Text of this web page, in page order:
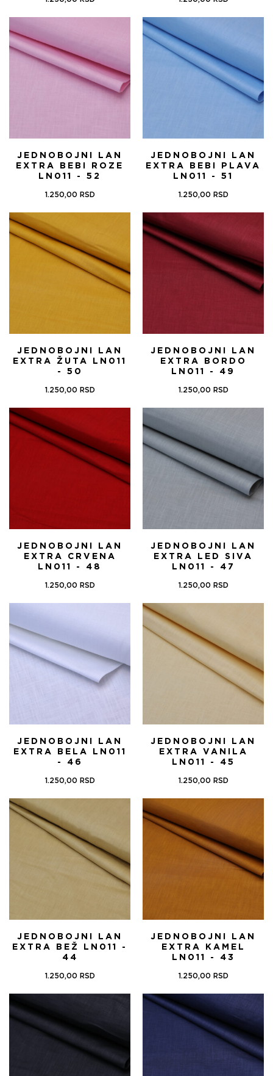
JEDNOBOJNI LAN
EXTRA BEBI ROZE
LN011 - 52
1.250,00 RSD
JEDNOBOJNI LAN
EXTRA BEBI PLAVA
LN011 - 51
1.250,00 RSD
JEDNOBOJNI LAN
EXTRA ŽUTA LN011
- 50
1.250,00 RSD
JEDNOBOJNI LAN
EXTRA BORDO
LN011 - 49
1.250,00 RSD
JEDNOBOJNI LAN
EXTRA CRVENA
LN011 - 48
1.250,00 RSD
JEDNOBOJNI LAN
EXTRA LED SIVA
LN011 - 47
1.250,00 RSD
JEDNOBOJNI LAN
EXTRA BELA LN011
- 46
1.250,00 RSD
JEDNOBOJNI LAN
EXTRA VANILA
LN011 - 45
1.250,00 RSD
JEDNOBOJNI LAN
EXTRA BEŽ LN011 -
44
1.250,00 RSD
JEDNOBOJNI LAN
EXTRA KAMEL
LN011 - 43
1.250,00 RSD